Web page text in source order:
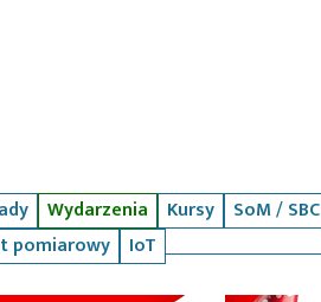
Wydarzenia Kursy SoM / SBC
pomiarowy
IoT